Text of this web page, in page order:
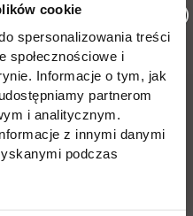
cookie
spersonalizowania treści
społecznościowe i
Informacje o tym, jak
partnerom
i analitycznym.
z innymi danymi
podczas
Wróć
Student
Wirtualna uczelnia
Dziekanat